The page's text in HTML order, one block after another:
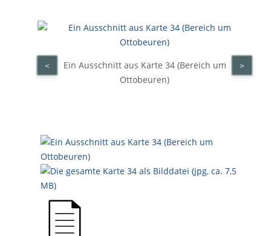
Ein Ausschnitt aus Karte 34 (Bereich um
Ottobeuren)
< >